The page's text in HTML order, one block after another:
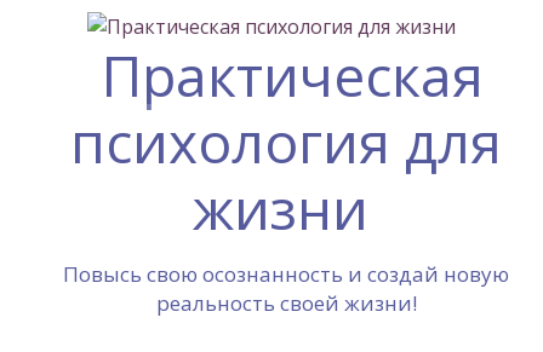
Практическая
психология для
жизни
Повысь свою осознанность и создай новую
реальность своей жизни!